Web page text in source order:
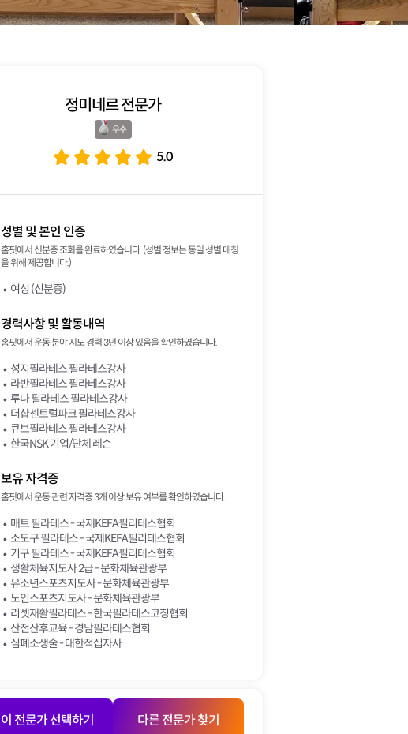
정미네르 전문가
우수
5.0
성별 및 본인 인증
홈핏에서 신분증 조회를 완료하였습니다. (성별 정보는 동일 성별 매칭
을 위해 제공합니다.)
여성 (신분증)
경력사항 및 활동내역
홈핏에서 운동 분야 지도 경력 3년 이상 있음을 확인하였습니다.
성지필라테스 필라테스강사
라반필라테스 필라테스강사
루나 필라테스 필라테스강사
더샵센트럴파크 필라테스강사
큐브필라테스 필라테스강사
한국NSK 기업/단체 레슨
보유 자격증
홈핏에서 운동 관련 자격증 3개 이상 보유 여부를 확인하였습니다.
매트 필라테스 - 국제KEFA필리테스협회
소도구 필라테스 - 국제KEFA필리테스협회
기구 필라테스 - 국제KEFA필리테스협회
생활체육지도사 2급 - 문화체육관광부
유소년스포츠지도사 - 문화체육관광부
노인스포츠지도사 - 문화체육관광부
리셋재활필라테스 - 한국필라테스코칭협회
산전산후교육 - 경남필라테스협회
심폐소생술 - 대한적십자사
이 전문가 선택하기 다른 전문가 찾기